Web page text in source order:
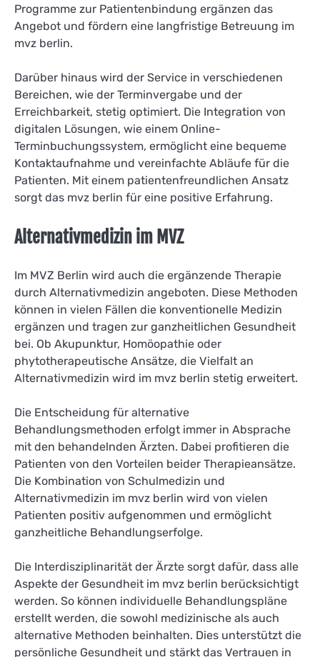
Programme zur Patientenbindung ergänzen das
Angebot und fördern eine langfristige Betreuung im
mvz berlin.
Darüber hinaus wird der Service in verschiedenen
Bereichen, wie der Terminvergabe und der
Erreichbarkeit, stetig optimiert. Die Integration von
digitalen Lösungen, wie einem Online-
Terminbuchungssystem, ermöglicht eine bequeme
Kontaktaufnahme und vereinfachte Abläufe für die
Patienten. Mit einem patientenfreundlichen Ansatz
sorgt das mvz berlin für eine positive Erfahrung.
Alternativmedizin im MVZ
Im MVZ Berlin wird auch die ergänzende Therapie
durch Alternativmedizin angeboten. Diese Methoden
können in vielen Fällen die konventionelle Medizin
ergänzen und tragen zur ganzheitlichen Gesundheit
bei. Ob Akupunktur, Homöopathie oder
phytotherapeutische Ansätze, die Vielfalt an
Alternativmedizin wird im mvz berlin stetig erweitert.
Die Entscheidung für alternative
Behandlungsmethoden erfolgt immer in Absprache
mit den behandelnden Ärzten. Dabei profitieren die
Patienten von den Vorteilen beider Therapieansätze.
Die Kombination von Schulmedizin und
Alternativmedizin im mvz berlin wird von vielen
Patienten positiv aufgenommen und ermöglicht
ganzheitliche Behandlungserfolge.
Die Interdisziplinarität der Ärzte sorgt dafür, dass alle
Aspekte der Gesundheit im mvz berlin berücksichtigt
werden. So können individuelle Behandlungspläne
erstellt werden, die sowohl medizinische als auch
alternative Methoden beinhalten. Dies unterstützt die
persönliche Gesundheit und stärkt das Vertrauen in